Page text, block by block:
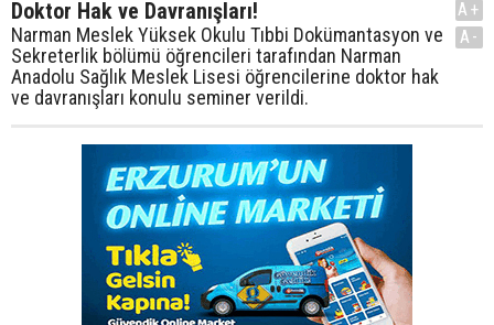
Doktor Hak ve Davranışları!
Narman Meslek Yüksek Okulu Tıbbi Dokümantasyon ve
Sekreterlik bölümü öğrencileri tarafından Narman
Anadolu Sağlık Meslek Lisesi öğrencilerine doktor hak
ve davranışları konulu seminer verildi.
A+
A-